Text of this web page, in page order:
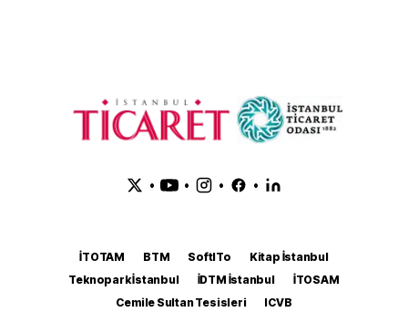
• • • •
İTOTAM BTM SoftITo
Kitap İstanbul
Teknopark İstanbul
İDTM İstanbul
İTOSAM
Cemile Sultan Tesisleri
ICVB